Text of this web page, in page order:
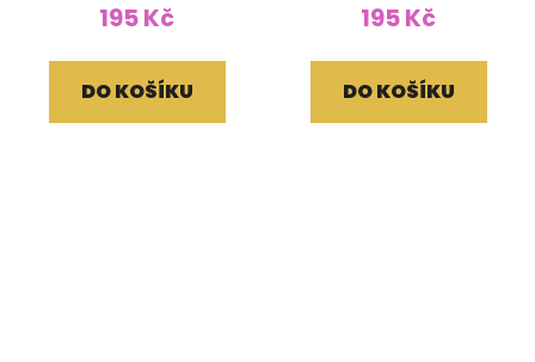
195 Kč
DO KOŠÍKU
195 Kč
DO KOŠÍKU